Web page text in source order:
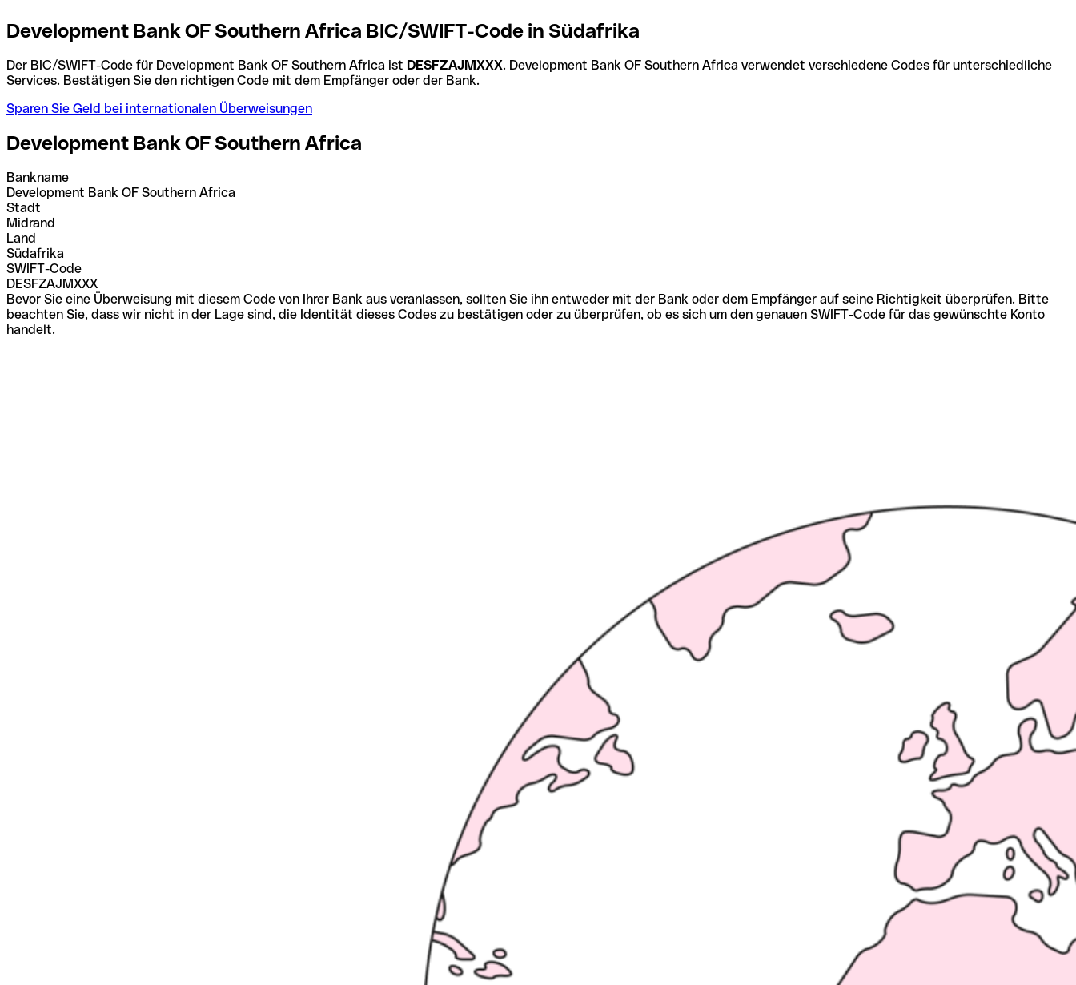
Development Bank OF Southern Africa BIC/SWIFT-Code in Südafrika
Der BIC/SWIFT-Code für Development Bank OF Southern Africa ist DESFZAJMXXX. Development Bank OF Southern Africa verwendet verschiedene Codes für unterschiedliche
Services. Bestätigen Sie den richtigen Code mit dem Empfänger oder der Bank.
Sparen Sie Geld bei internationalen Überweisungen
Development Bank OF Southern Africa
Bankname
Development Bank OF Southern Africa
Stadt
Midrand
Land
Südafrika
SWIFT-Code
DESFZAJMXXX
Bevor Sie eine Überweisung mit diesem Code von Ihrer Bank aus veranlassen, sollten Sie ihn entweder mit der Bank oder dem Empfänger auf seine Richtigkeit überprüfen. Bitte
beachten Sie, dass wir nicht in der Lage sind, die Identität dieses Codes zu bestätigen oder zu überprüfen, ob es sich um den genauen SWIFT-Code für das gewünschte Konto
handelt.